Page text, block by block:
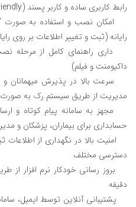
رابط کاربری ساده و کاربر پسند (User friendly) جهت یادگیری سریع
امکان نصب و استفاده به
رایانه (ثبت و تغییر اطلاعات بر روی
داری راهنمای کامل از مرحله
داکیومنت و فیلم)
سرعت بالا در پذیرش میهمانان
مدیریت از طریق سیستم رک به صورت
مجهز به سامانه پیام کوتاه و
حسابداری برای بیماران، پزشکان و
امنیت بالا در نگهداری از
دسترسی مختلف
بروز رسانی خودکار نرم افزار
دقیقه
پشتیبانی آنلاین توسط ایمیل،